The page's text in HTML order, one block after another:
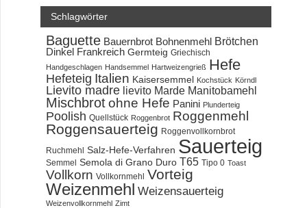
Schlagwörter
Baguette Bauernbrot Bohnenmehl Brötchen
Dinkel Frankreich Germteig Griechisch
Handgeschlagen Handsemmel Hartweizengrieß Hefe
Hefeteig Italien Kaisersemmel Kochstück Körndl
Lievito madre lievito Marde Manitobamehl
Mischbrot ohne Hefe Panini Plunderteig
Poolish Quellstück Roggenbrot Roggenmehl
Roggensauerteig Roggenvollkornbrot
Ruchmehl Salz-Hefe-Verfahren Sauerteig
Semmel Semola di Grano Duro T65 Tipo 0 Toast
Vollkorn Vollkornmehl Vorteig
Weizenmehl Weizensauerteig
Weizenvollkornmehl Zimt